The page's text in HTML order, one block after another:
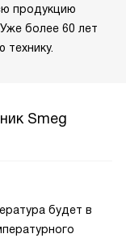
продукцию
более 60 лет
Smeg
будет в